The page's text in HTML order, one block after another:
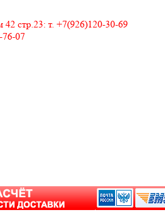
стр.23: т. +7(926)120-30-69
07